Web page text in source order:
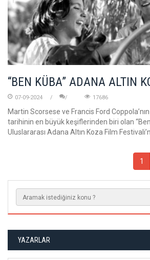
“BEN KÜBA” ADANA ALTIN
07-09-2024 17686
Martin Scorsese ve Francis Ford
tarihinin en büyük keşiflerinden biri olan “Ben
Uluslararası Adana Altın Koza Film
1
YAZARLAR